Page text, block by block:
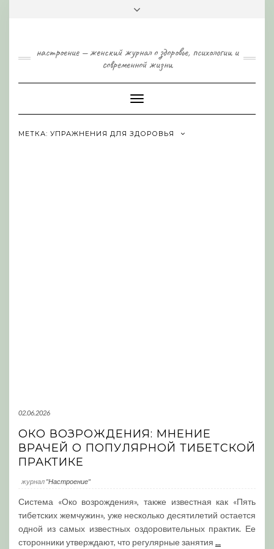
настроение — женский журнал о здоровье, психологии и
современной жизни
Toggle
Navigation
МЕТКА: УПРАЖНЕНИЯ ДЛЯ ЗДОРОВЬЯ
02.06.2026
ОКО ВОЗРОЖДЕНИЯ: МНЕНИЕ
ВРАЧЕЙ О ПОПУЛЯРНОЙ ТИБЕТСКОЙ
ПРАКТИКЕ
журнал "Настроение"
Система «Око возрождения», также известная как «Пять
тибетских жемчужин», уже несколько десятилетий остается
одной из самых известных оздоровительных практик. Ее
сторонники утверждают, что регулярные занятия ...